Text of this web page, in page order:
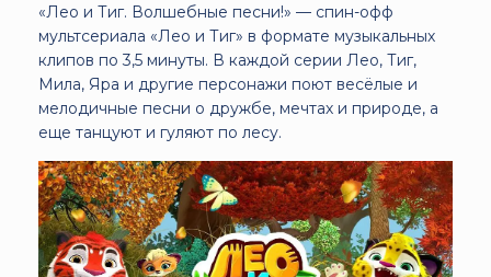
«Лео и Тиг. Волшебные песни!» — спин-офф
мультсериала «Лео и Тиг» в формате музыкальных
клипов по 3,5 минуты. В каждой серии Лео, Тиг,
Мила, Яра и другие персонажи поют весёлые и
мелодичные песни о дружбе, мечтах и природе, а
еще танцуют и гуляют по лесу.